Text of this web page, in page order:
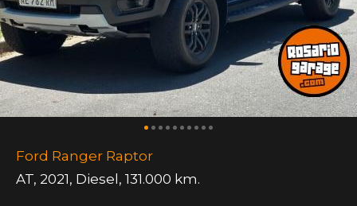
Ford Ranger Raptor
AT, 2021, Diesel, 131.000 km.